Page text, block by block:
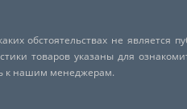
обстоятельствах не является
товаров указаны для
к нашим менеджерам.